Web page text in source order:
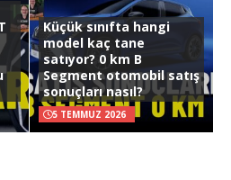
Küçük sınıfta hangi
model kaç tane
satıyor? 0 km B
Segment otomobil satış
sonuçları nasıl?
5 TEMMUZ 2026